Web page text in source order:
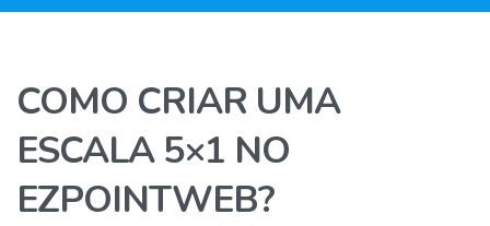
COMO CRIAR UMA
ESCALA 5×1 NO
EZPOINTWEB?